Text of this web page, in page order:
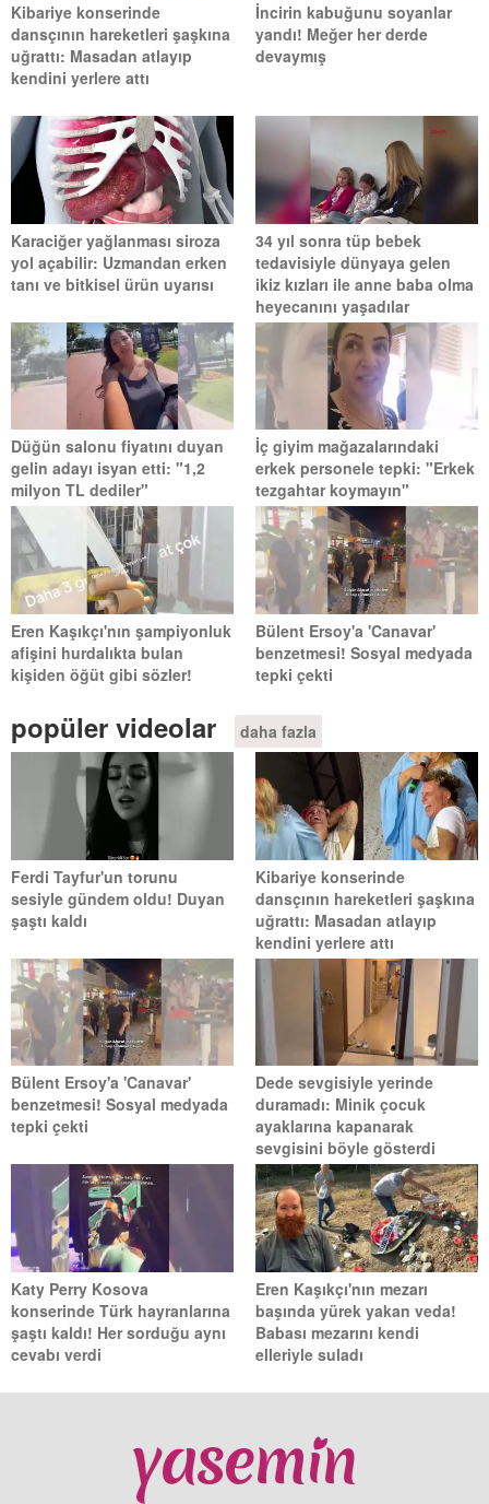
Kibariye konserinde
dansçının hareketleri şaşkına
uğrattı: Masadan atlayıp
kendini yerlere attı
İncirin kabuğunu soyanlar
yandı! Meğer her derde
devaymış
Karaciğer yağlanması siroza
yol açabilir: Uzmandan erken
tanı ve bitkisel ürün uyarısı
34 yıl sonra tüp bebek
tedavisiyle dünyaya gelen
ikiz kızları ile anne baba olma
heyecanını yaşadılar
Düğün salonu fiyatını duyan
gelin adayı isyan etti: "1,2
milyon TL dediler"
İç giyim mağazalarındaki
erkek personele tepki: "Erkek
tezgahtar koymayın"
Eren Kaşıkçı'nın şampiyonluk
afişini hurdalıkta bulan
kişiden öğüt gibi sözler!
Bülent Ersoy'a 'Canavar'
benzetmesi! Sosyal medyada
tepki çekti
popüler videolar daha fazla
Ferdi Tayfur'un torunu
sesiyle gündem oldu! Duyan
şaştı kaldı
Kibariye konserinde
dansçının hareketleri şaşkına
uğrattı: Masadan atlayıp
kendini yerlere attı
Bülent Ersoy'a 'Canavar'
benzetmesi! Sosyal medyada
tepki çekti
Dede sevgisiyle yerinde
duramadı: Minik çocuk
ayaklarına kapanarak
sevgisini böyle gösterdi
Katy Perry Kosova
konserinde Türk hayranlarına
şaştı kaldı! Her sorduğu aynı
cevabı verdi
Eren Kaşıkçı'nın mezarı
başında yürek yakan veda!
Babası mezarını kendi
elleriyle suladı